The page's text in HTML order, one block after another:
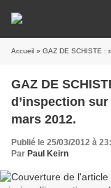
Accueil » GAZ DE SCHISTE : rapport
GAZ DE
d’inspection
mars 2012.
Publié le 25/03/2012 à
Par Paul Keirn